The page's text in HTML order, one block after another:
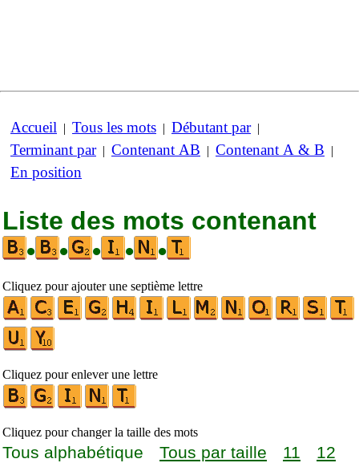
Accueil | Tous les mots | Débutant par|
Terminant par| Contenant AB | Contenant A & B |
En position
Liste des mots contenant
•
• • • •
Cliquez pour ajouter une septième lettre
Cliquez pour enlever une lettre
Cliquez pour changer la taille des mots
Tous alphabétique Tous par taille 11
12